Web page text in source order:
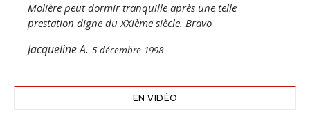
Molière peut dormir tranquille après une telle
prestation digne du XXième siècle. Bravo
Jacqueline A. 5 décembre 1998
EN VIDÉO